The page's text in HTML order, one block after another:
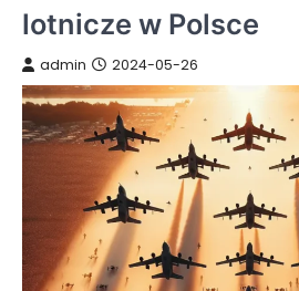
lotnicze w Polsce
admin 2024-05-26